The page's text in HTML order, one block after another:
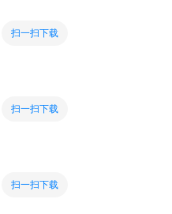
扫一扫下载
扫一扫下载
扫一扫下载